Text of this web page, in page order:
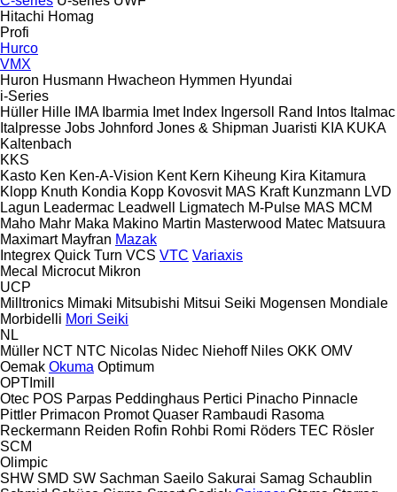
Hitachi Homag
Profi
Hurco
VMX
Huron Husmann Hwacheon Hymmen Hyundai
i-Series
Hüller Hille IMA Ibarmia Imet Index Ingersoll Rand Intos Italmac
Italpresse Jobs Johnford Jones & Shipman Juaristi KIA KUKA
Kaltenbach
KKS
Kasto Ken Ken-A-Vision Kent Kern Kiheung Kira Kitamura
Klopp Knuth Kondia Kopp Kovosvit MAS Kraft Kunzmann LVD
Lagun Leadermac Leadwell Ligmatech M-Pulse MAS MCM
Maho Mahr Maka Makino Martin Masterwood Matec Matsuura
Maximart Mayfran Mazak
Integrex Quick Turn VCS VTC Variaxis
Mecal
Microcut Mikron
UCP
Milltronics Mimaki Mitsubishi Mitsui Seiki Mogensen Mondiale
Morbidelli Mori Seiki
NL
Müller NCT NTC Nicolas Nidec Niehoff Niles OKK OMV
Oemak Okuma Optimum
OPTImill
Otec POS Parpas Peddinghaus Pertici Pinacho Pinnacle
Pittler Primacon Promot Quaser Rambaudi Rasoma
Reckermann Reiden Rofin Rohbi Romi Röders TEC Rösler
SCM
Olimpic
SHW SMD SW Sachman Saeilo Sakurai Samag Schaublin